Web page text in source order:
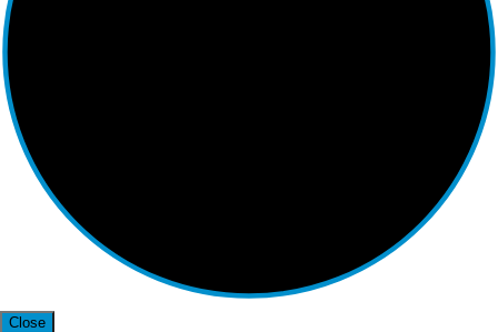
Close